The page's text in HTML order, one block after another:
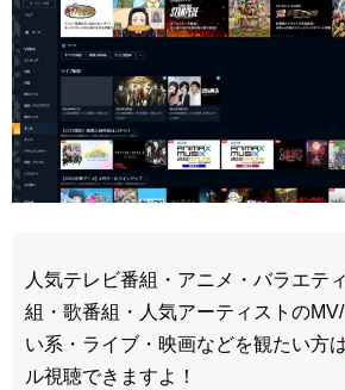
人気テレビ番組・アニメ・バラエテ
組・歌番組・人気アーティストの
い系・ライブ・映画などを観たい方
ル視聴できますよ！